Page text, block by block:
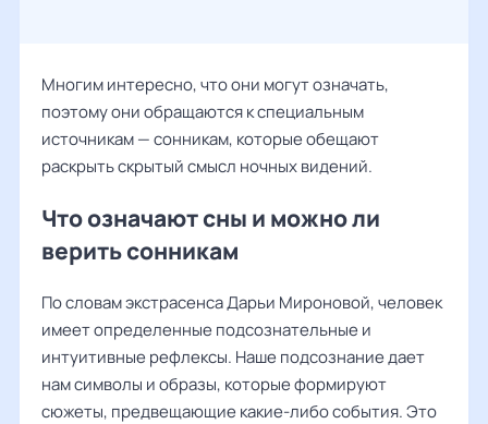
Многим интересно, что они могут означать,
поэтому они обращаются к специальным
источникам — сонникам, которые обещают
раскрыть скрытый смысл ночных видений.
Что означают сны и можно ли
верить сонникам
По словам экстрасенсаДарьи Мироновой, человек
имеет определенные подсознательные и
интуитивные рефлексы. Наше подсознание дает
нам символы и образы, которые формируют
сюжеты, предвещающие какие-либо события. Это